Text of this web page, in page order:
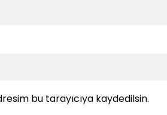
bu tarayıcıya kaydedilsin.